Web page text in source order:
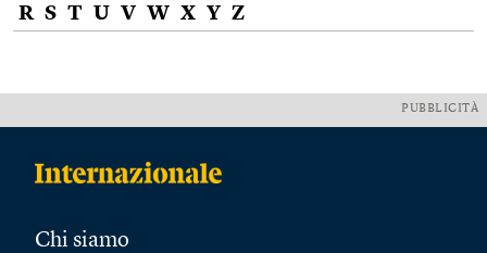
R S T U V W X Y Z
PUBBLICITÀ
Chi siamo